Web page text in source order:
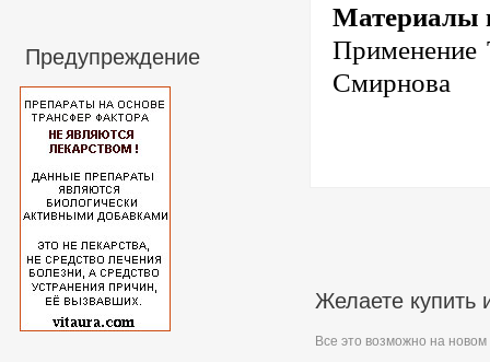
Предупреждение
Материалы
Применение
Смирнова
Желаете купить
Все это возможно на